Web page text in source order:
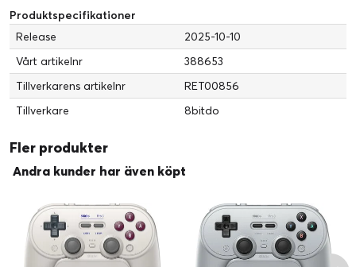
Produktspecifikationer
Release
2025-10-10
Vårt artikelnr
388653
Tillverkarens artikelnr
RET00856
Tillverkare
8bitdo
Fler produkter
Andra kunder har även köpt